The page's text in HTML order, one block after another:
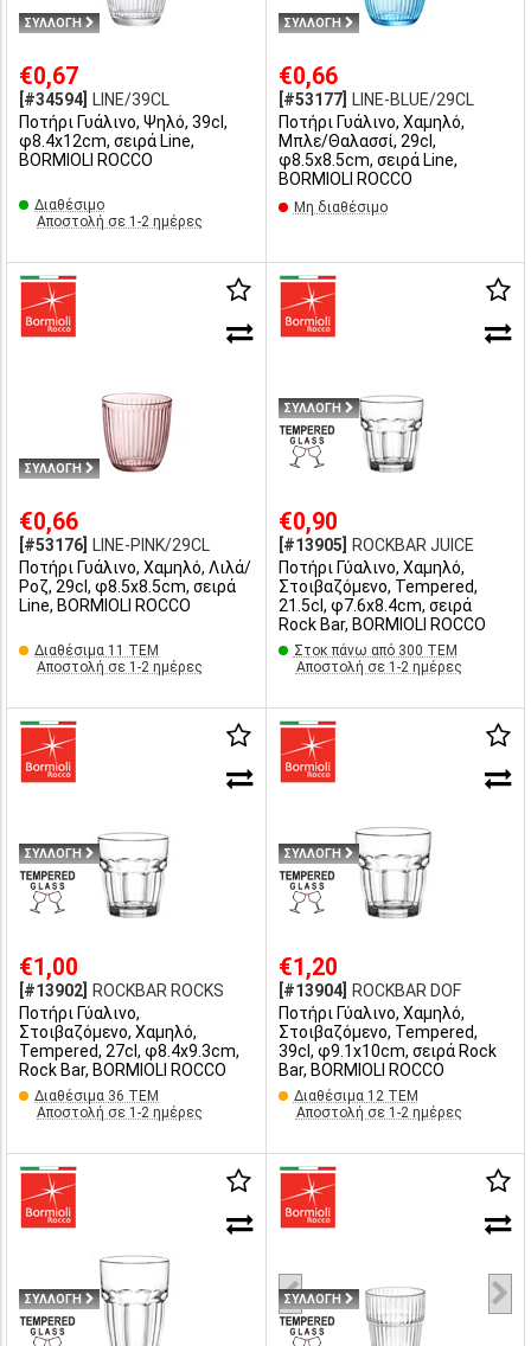
ΣΥΛΛΟΓΗ
€0,67
[#34594]
LINE/39CL
Ποτήρι Γυάλινο, Ψηλό, 39cl,
φ8.4x12cm, σειρά Line,
BORMIOLI ROCCO
Διαθέσιμο
Αποστολή σε 1-2 ημέρες
ΣΥΛΛΟΓΗ
€0,66
[#53177]
LINE-BLUE/29CL
Ποτήρι Γυάλινο, Χαμηλό,
Μπλε/Θαλασσί, 29cl,
φ8.5x8.5cm, σειρά Line,
BORMIOLI ROCCO
Μη διαθέσιμο
ΣΥΛΛΟΓΗ
€0,66
[#53176]
LINE-PINK/29CL
Ποτήρι Γυάλινο, Χαμηλό, Λιλά/
Ροζ, 29cl, φ8.5x8.5cm, σειρά
Line, BORMIOLI ROCCO
Διαθέσιμα 11 ΤΕΜ
Αποστολή σε 1-2 ημέρες
ΣΥΛΛΟΓΗ
€0,90
[#13905]
ROCKBAR JUICE
Ποτήρι Γύαλινο, Χαμηλό,
Στοιβαζόμενο, Tempered,
21.5cl, φ7.6x8.4cm, σειρά
Rock Bar, BORMIOLI ROCCO
Στοκ πάνω από 300 ΤΕΜ
Αποστολή σε 1-2 ημέρες
ΣΥΛΛΟΓΗ
€1,00
[#13902]
ROCKBAR ROCKS
Ποτήρι Γύαλινο,
Στοιβαζόμενο, Χαμηλό,
Tempered, 27cl, φ8.4x9.3cm,
Rock Bar, BORMIOLI ROCCO
Διαθέσιμα 36 ΤΕΜ
Αποστολή σε 1-2 ημέρες
ΣΥΛΛΟΓΗ
€1,20
[#13904]
ROCKBAR DOF
Ποτήρι Γύαλινο, Χαμηλό,
Στοιβαζόμενο, Tempered,
39cl, φ9.1x10cm, σειρά Rock
Bar, BORMIOLI ROCCO
Διαθέσιμα 12 ΤΕΜ
Αποστολή σε 1-2 ημέρες
ΣΥΛΛΟΓΗ ΣΥΛΛΟΓΗ